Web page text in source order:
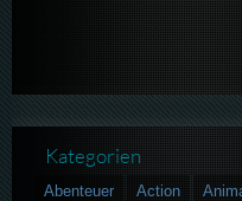
Kategorien
Abenteuer Action